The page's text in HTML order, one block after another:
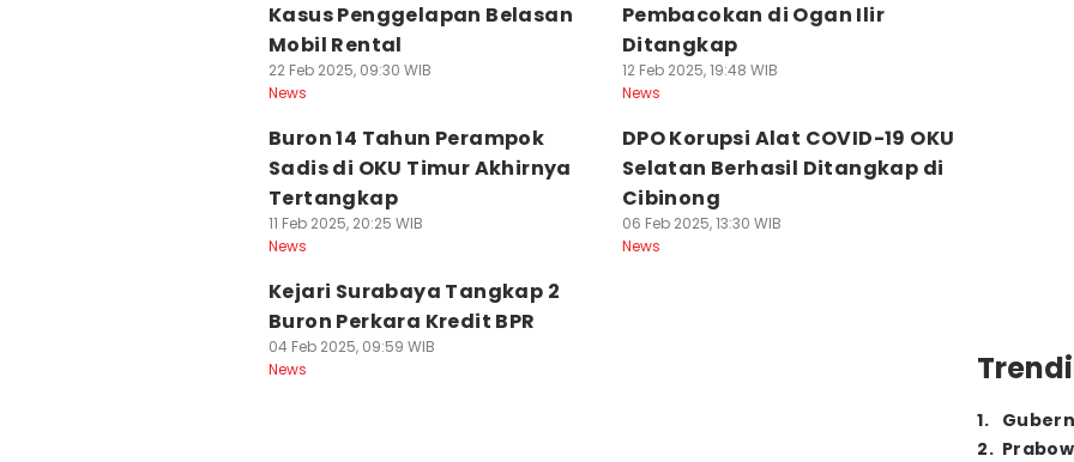
Kasus Penggelapan Belasan
Mobil Rental
22 Feb 2025, 09:30 WIB
News
Pembacokan di Ogan Ilir
Ditangkap
12 Feb 2025, 19:48 WIB
News
Buron 14 Tahun Perampok
Sadis di OKU Timur Akhirnya
Tertangkap
11 Feb 2025, 20:25 WIB
News
DPO Korupsi Alat COVID-19 OKU
Selatan Berhasil Ditangkap di
Cibinong
06 Feb 2025, 13:30 WIB
News
Kejari Surabaya Tangkap 2
Buron Perkara Kredit BPR
04 Feb 2025, 09:59 WIB
News
1.
2.